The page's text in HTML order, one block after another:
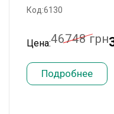
Код:6130
Цена:46748 грн
Подробнее